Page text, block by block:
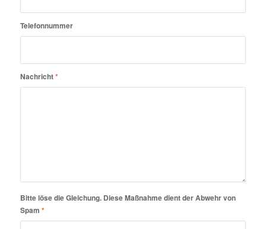
Telefonnummer
Nachricht*
Bitte löse die Gleichung. Diese Maßnahme dient der Abwehr von
Spam *